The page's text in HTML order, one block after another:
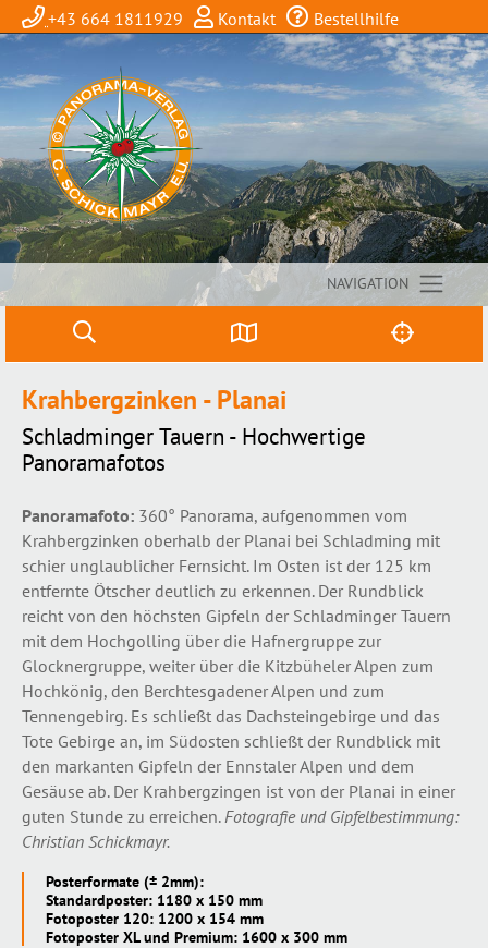
+43 664 1811929 Kontakt Bestellhilfe
NAVIGATION
Krahbergzinken - Planai
Schladminger Tauern - Hochwertige
Panoramafotos
Panoramafoto: 360° Panorama, aufgenommen vom
Krahbergzinken oberhalb der Planai bei Schladming mit
schier unglaublicher Fernsicht. Im Osten ist der 125 km
entfernte Ötscher deutlich zu erkennen. Der Rundblick
reicht von den höchsten Gipfeln der Schladminger Tauern
mit dem Hochgolling über die Hafnergruppe zur
Glocknergruppe, weiter über die Kitzbüheler Alpen zum
Hochkönig, den Berchtesgadener Alpen und zum
Tennengebirg. Es schließt das Dachsteingebirge und das
Tote Gebirge an, im Südosten schließt der Rundblick mit
den markanten Gipfeln der Ennstaler Alpen und dem
Gesäuse ab. Der Krahbergzingen ist von der Planai in einer
guten Stunde zu erreichen.Fotografie und Gipfelbestimmung:
Christian Schickmayr.
Posterformate (± 2mm):
Standardposter: 1180 x 150 mm
Fotoposter 120: 1200 x 154 mm
Fotoposter XL und Premium: 1600 x 300 mm